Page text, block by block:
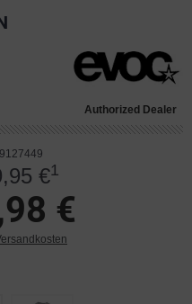
Authorized Dealer
€1
€